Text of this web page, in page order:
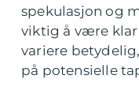
spekulasjon og
viktig å være
variere
på potensielle